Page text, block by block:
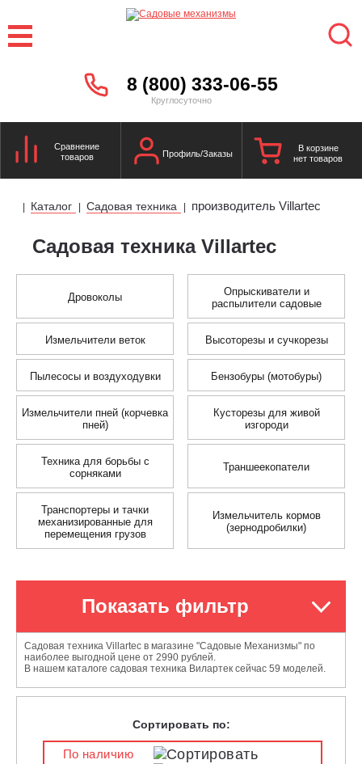
8 (800) 333-06-55
Круглосуточно
Сравнение
товаров
Профиль/Заказы
В корзине
нет товаров
| Каталог | Садовая техника | производитель Villartec
Садовая техника Villartec
Дровоколы
Опрыскиватели и
распылители садовые
Измельчители веток Высоторезы и сучкорезы
Пылесосы и воздуходувки Бензобуры (мотобуры)
Измельчители пней (корчевка
пней)
Кусторезы для живой
изгороди
Техника для борьбы с
сорняками
Траншеекопатели
Транспортеры и тачки
механизированные для
перемещения грузов
Измельчитель кормов
(зернодробилки)
Показать фильтр
Садовая техника Villartec в магазине "Садовые Механизмы" по
наиболее выгодной цене от 2990 рублей.
В нашем каталоге садовая техника Вилартек сейчас 59 моделей.
Сортировать по:
По наличию